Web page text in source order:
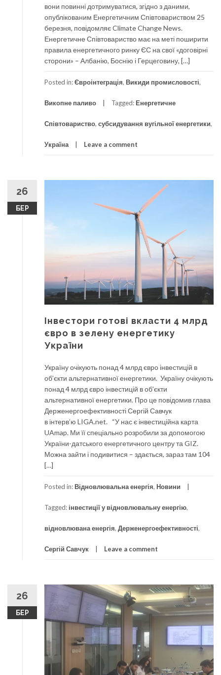
вони повинні дотримуватися, згідно з даними,
опублікованим Енергетичним Співтовариством 25
березня, повідомляє Climate Change News.
Енергетичне Співтовариство має на меті поширити
правила енергетичного ринку ЄС на свої «договірні
сторони» – Албанію, Боснію і Герцеговину, […]
Posted in:Євроінтеграція, Викиди промисловості,
Викопне паливо Tagged: Енергетичне
Співтовариство, субсидування вугільної енергетики,
Україна Leave a comment
26
БЕР
Інвестори готові вкласти 4 млрд
євро в зелену енергетику
України
Україну очікують понад 4 млрд євро інвестицій в
об’єкти альтернативної енергетики. Україну очікують
понад 4 млрд євро інвестицій в об’єкти
альтернативної енергетики. Про це повідомив глава
Держенергоефективності Сергій Савчук
в інтерв’ю LIGA.net. “У нас є інвестиційна карта
UAmap. Ми її спеціально розробили за допомогою
України-датського енергетичного центру та GIZ.
Можна зайти і подивитися – здається, зараз там 104
[…]
Posted in: Відновлювальна енергія, Новини
Tagged: інвестиції у відновлювальну енергію,
відновлювана енергія, Держенергоефективності,
Сергій Савчук Leave a comment
26
БЕР